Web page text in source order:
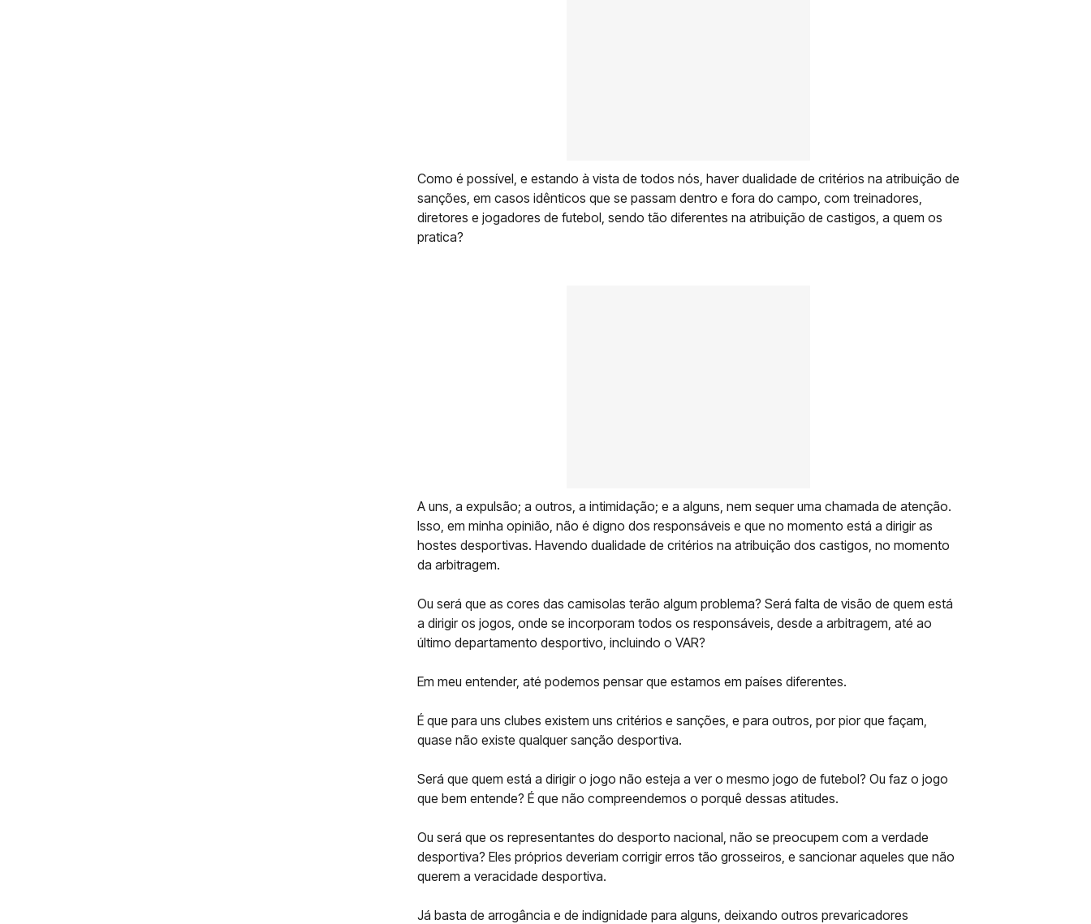
Como é possível, e estando à vista de todos nós, haver dualidade de critérios na atribuição de
sanções, em casos idênticos que se passam dentro e fora do campo, com treinadores,
diretores e jogadores de futebol, sendo tão diferentes na atribuição de castigos, a quem os
pratica?
A uns, a expulsão; a outros, a intimidação; e a alguns, nem sequer uma chamada de atenção.
Isso, em minha opinião, não é digno dos responsáveis e que no momento está a dirigir as
hostes desportivas. Havendo dualidade de critérios na atribuição dos castigos, no momento
da arbitragem.
Ou será que as cores das camisolas terão algum problema? Será falta de visão de quem está
a dirigir os jogos, onde se incorporam todos os responsáveis, desde a arbitragem, até ao
último departamento desportivo, incluindo o VAR?
Em meu entender, até podemos pensar que estamos em países diferentes.
É que para uns clubes existem uns critérios e sanções, e para outros, por pior que façam,
quase não existe qualquer sanção desportiva.
Será que quem está a dirigir o jogo não esteja a ver o mesmo jogo de futebol? Ou faz o jogo
que bem entende? É que não compreendemos o porquê dessas atitudes.
Ou será que os representantes do desporto nacional, não se preocupem com a verdade
desportiva? Eles próprios deveriam corrigir erros tão grosseiros, e sancionar aqueles que não
querem a veracidade desportiva.
Já basta de arrogância e de indignidade para alguns, deixando outros prevaricadores